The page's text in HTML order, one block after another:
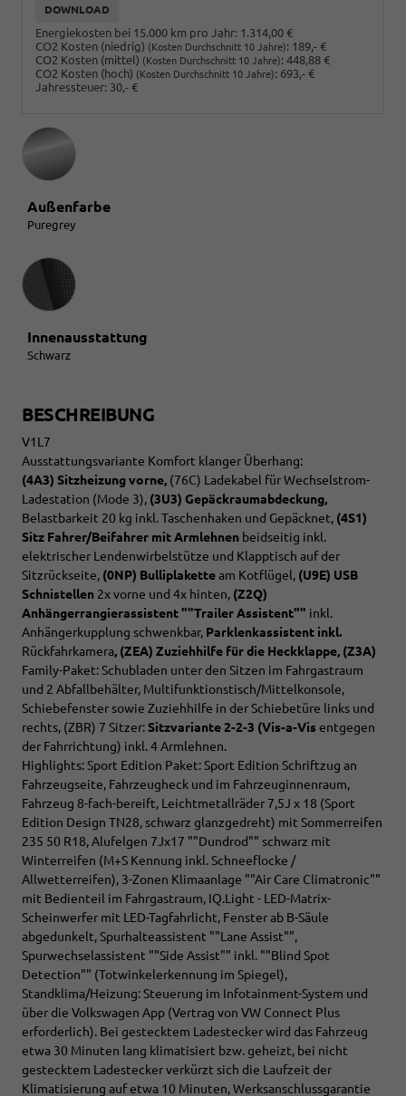
DOWNLOAD
Energiekosten bei 15.000 km pro Jahr: 1.314,00 €
CO2 Kosten (niedrig) (Kosten Durchschnitt 10 Jahre): 189,- €
CO2 Kosten (mittel) (Kosten Durchschnitt 10 Jahre): 448,88 €
CO2 Kosten (hoch) (Kosten Durchschnitt 10 Jahre): 693,- €
Jahressteuer: 30,- €
Außenfarbe
Puregrey
Innenausstattung
Innenausstattung
Schwarz
BESCHREIBUNG
V1L7
Ausstattungsvariante Komfort klanger Überhang:
(4A3) Sitzheizung vorne, (76C) Ladekabel für Wechselstrom-
Ladestation (Mode 3), (3U3) Gepäckraumabdeckung,
Belastbarkeit 20 kg inkl. Taschenhaken und Gepäcknet, (4S1)
Sitz Fahrer/Beifahrer mit Armlehnen beidseitig inkl.
elektrischer Lendenwirbelstütze und Klapptisch auf der
Sitzrückseite, (0NP) Bulliplaketteam Kotflügel, (U9E) USB
Schnistellen 2x vorne und 4x hinten, (Z2Q)
Anhängerrangierassistent ""Trailer Assistent"" inkl.
Anhängerkupplung schwenkbar, Parklenkassistent inkl.
Rückfahrkamera, (ZEA) Zuziehhilfe für die Heckklappe, (Z3A)
Family-Paket: Schubladen unter den Sitzen im Fahrgastraum
und 2 Abfallbehälter, Multifunktionstisch/Mittelkonsole,
Schiebefenster sowie Zuziehhilfe in der Schiebetüre links und
rechts, (ZBR) 7 Sitzer:Sitzvariante 2-2-3 (Vis-a-Vis entgegen
der Fahrrichtung) inkl. 4 Armlehnen.
Highlights: Sport Edition Paket: Sport Edition Schriftzug an
Fahrzeugseite, Fahrzeugheck und im Fahrzeuginnenraum,
Fahrzeug 8-fach-bereift, Leichtmetallräder 7,5J x 18 (Sport
Edition Design TN28, schwarz glanzgedreht) mit Sommerreifen
235 50 R18, Alufelgen 7Jx17 ""Dundrod"" schwarz mit
Winterreifen (M+S Kennung inkl. Schneeflocke /
Allwetterreifen), 3-Zonen Klimaanlage ""Air Care Climatronic""
mit Bedienteil im Fahrgastraum, IQ.Light - LED-Matrix-
Scheinwerfer mit LED-Tagfahrlicht, Fenster ab B-Säule
abgedunkelt, Spurhalteassistent ""Lane Assist"",
Spurwechselassistent ""Side Assist"" inkl. ""Blind Spot
Detection"" (Totwinkelerkennung im Spiegel),
Standklima/Heizung: Steuerung im Infotainment-System und
über die Volkswagen App (Vertrag von VW Connect Plus
erforderlich). Bei gestecktem Ladestecker wird das Fahrzeug
etwa 30 Minuten lang klimatisiert bzw. geheizt, bei nicht
gestecktem Ladestecker verkürzt sich die Laufzeit der
Klimatisierung auf etwa 10 Minuten, Werksanschlussgarantie